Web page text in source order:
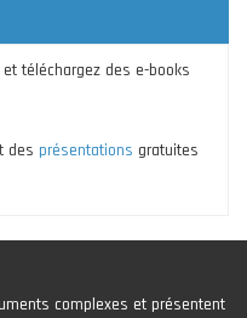
et téléchargez des e-books
des présentations gratuites
complexes et présentent